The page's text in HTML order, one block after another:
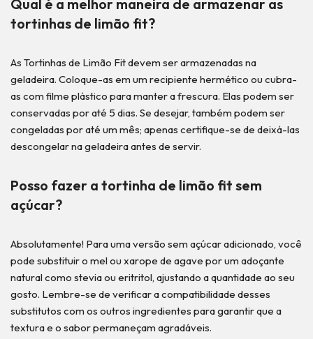
Qual é a melhor maneira de armazenar as
tortinhas de limão fit?
As Tortinhas de Limão Fit devem ser armazenadas na
geladeira. Coloque-as em um recipiente hermético ou cubra-
as com filme plástico para manter a frescura. Elas podem ser
conservadas por até 5 dias. Se desejar, também podem ser
congeladas por até um mês; apenas certifique-se de deixá-las
descongelar na geladeira antes de servir.
Posso fazer a tortinha de limão fit sem
açúcar?
Absolutamente! Para uma versão sem açúcar adicionado, você
pode substituir o mel ou xarope de agave por um adoçante
natural como stevia ou eritritol, ajustando a quantidade ao seu
gosto. Lembre-se de verificar a compatibilidade desses
substitutos com os outros ingredientes para garantir que a
textura e o sabor permaneçam agradáveis.